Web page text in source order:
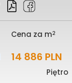
Cena za m2
14 886 PLN
Piętro